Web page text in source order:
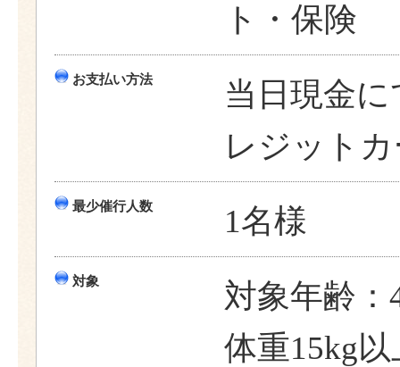
ト・保険
お支払い方法
当日現金
レジット
最少催行人数 1名様
対象
対象年齢：
体重15kg